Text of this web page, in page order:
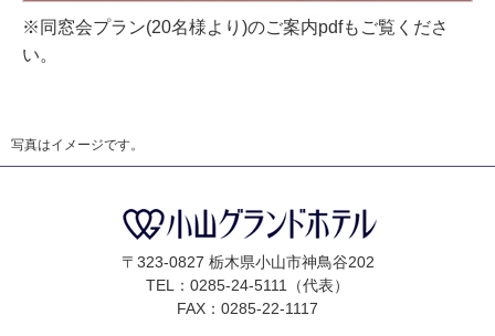
※同窓会プラン(20名様より)のご案内pdfもご覧くださ
い。
写真はイメージです。
〒323-0827 栃木県小山市神鳥谷202
TEL：0285-24-5111（代表）
FAX：0285-22-1117